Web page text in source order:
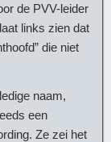
de PVV-leider
links zien dat
die niet
naam,
een
Ze zei het